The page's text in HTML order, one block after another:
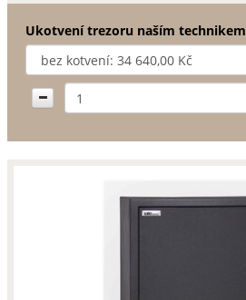
Ukotvení trezoru naším technikem